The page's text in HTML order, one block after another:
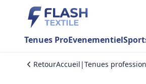
Tenues ProEvenementiel
RetourAccueil |Tenues